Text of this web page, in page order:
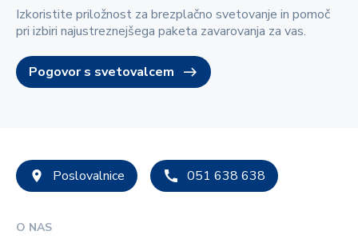
Izkoristite priložnost za brezplačno svetovanje in pomoč
pri izbiri najustreznejšega paketa zavarovanja za vas.
Pogovor s svetovalcem
Poslovalnice 051 638 638
O NAS